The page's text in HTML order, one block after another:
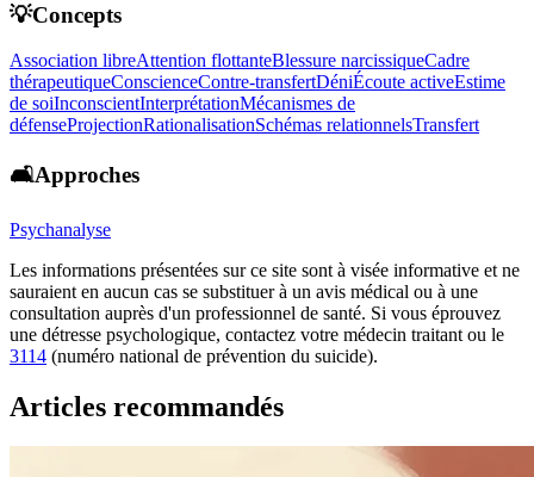
💡Concepts
Association libreAttention flottanteBlessure narcissiqueCadre
thérapeutiqueConscienceContre-transfertDéniÉcoute activeEstime
de soiInconscientInterprétationMécanismes de
défenseProjectionRationalisationSchémas relationnelsTransfert
🛋️Approches
Psychanalyse
Les informations présentées sur ce site sont à visée informative et ne
sauraient en aucun cas se substituer à un avis médical ou à une
consultation auprès d'un professionnel de santé. Si vous éprouvez
une détresse psychologique, contactez votre médecin traitant ou le
3114 (numéro national de prévention du suicide).
Articles recommandés